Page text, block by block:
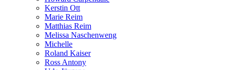
Kerstin Ott
Marie Reim
Matthias Reim
Melissa Naschenweng
Michelle
Roland Kaiser
Ross Antony